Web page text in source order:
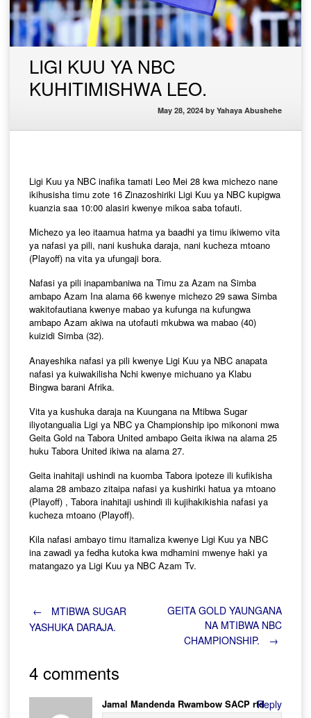
LIGI KUU YA NBC
KUHITIMISHWA LEO.
May 28, 2024 by Yahaya Abushehe
Ligi Kuu ya NBC inafika tamati Leo Mei 28 kwa michezo nane
ikihusisha timu zote 16 Zinazoshiriki Ligi Kuu ya NBC kupigwa
kuanzia saa 10:00 alasiri kwenye mikoa saba tofauti.
Michezo ya leo itaamua hatma ya baadhi ya timu ikiwemo vita
ya nafasi ya pili, nani kushuka daraja, nani kucheza mtoano
(Playoff) na vita ya ufungaji bora.
Nafasi ya pili inapambaniwa na Timu za Azam na Simba
ambapo Azam Ina alama 66 kwenye michezo 29 sawa Simba
wakitofautiana kwenye mabao ya kufunga na kufungwa
ambapo Azam akiwa na utofauti mkubwa wa mabao (40)
kuizidi Simba (32).
Anayeshika nafasi ya pili kwenye Ligi Kuu ya NBC anapata
nafasi ya kuiwakilisha Nchi kwenye michuano ya Klabu
Bingwa barani Afrika.
Vita ya kushuka daraja na Kuungana na Mtibwa Sugar
iliyotangualia Ligi ya NBC ya Championship ipo mikononi mwa
Geita Gold na Tabora United ambapo Geita ikiwa na alama 25
huku Tabora United ikiwa na alama 27.
Geita inahitaji ushindi na kuomba Tabora ipoteze ili kufikisha
alama 28 ambazo zitaipa nafasi ya kushiriki hatua ya mtoano
(Playoff) , Tabora inahitaji ushindi ili kujihakikishia nafasi ya
kucheza mtoano (Playoff).
Kila nafasi ambayo timu itamaliza kwenye Ligi Kuu ya NBC
ina zawadi ya fedha kutoka kwa mdhamini mwenye haki ya
matangazo ya Ligi Kuu ya NBC Azam Tv.
Post
navigation
←
MTIBWA SUGAR
YASHUKA DARAJA.
GEITA GOLD YAUNGANA
NA MTIBWA NBC
CHAMPIONSHIP.
→
4 comments
Jamal Mandenda Rwambow SACP rtdReply